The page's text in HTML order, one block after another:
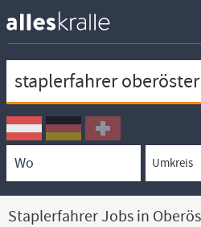
Ortssuche
Umkreissuche
Arbeitsform
Staplerfahrer Jobs in